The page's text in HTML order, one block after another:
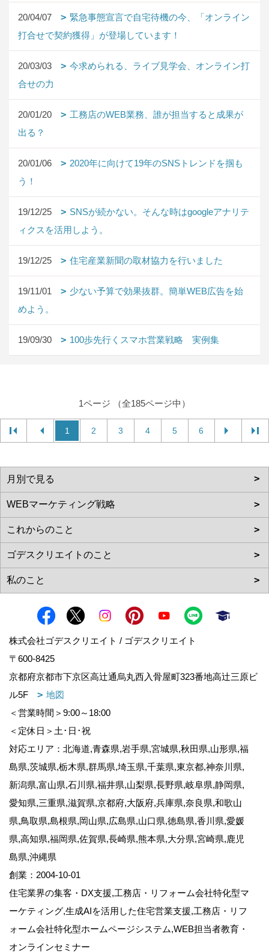
20/04/07
緊急事態宣言で自宅待機の今、「オンライン
打合せで契約獲得」が登場しています！
20/03/03
今求められる、ライブ見学会、オンライン打
合せの力
20/01/20
工務店のWEB業務、誰が担当すると成果が
出る？
20/01/06
2020年に向けて19年のSNSトレンドを掴も
う！
19/12/25
SNSが続かない。そんな時はgoogleアナリテ
ィクスを活用しよう。
19/12/25 住宅産業新聞の取材協力を行いました
19/11/01
少ない予算で効果抜群。簡単WEB広告を始
めよう。
19/09/30 100歩先行くスマホ営業戦略 実例集
1ページ （全185ページ中）
1 2 3 4 5 6
株式会社ゴデスクリエイト / ゴデスクリエイト
〒600-8425
京都府京都市下京区高辻通烏丸西入骨屋町323番地高辻三原ビ
ル5F
地図
＜営業時間＞9:00～18:00
＜定休日＞土･日･祝
対応エリア：北海道,青森県,岩手県,宮城県,秋田県,山形県,福
島県,茨城県,栃木県,群馬県,埼玉県,千葉県,東京都,神奈川県,
新潟県,富山県,石川県,福井県,山梨県,長野県,岐阜県,静岡県,
愛知県,三重県,滋賀県,京都府,大阪府,兵庫県,奈良県,和歌山
県,鳥取県,島根県,岡山県,広島県,山口県,徳島県,香川県,愛媛
県,高知県,福岡県,佐賀県,長崎県,熊本県,大分県,宮崎県,鹿児
島県,沖縄県
創業：2004-10-01
住宅業界の集客・DX支援,工務店・リフォーム会社特化型マ
ーケティング,生成AIを活用した住宅営業支援,工務店・リフ
ォーム会社特化型ホームページシステム,WEB担当者教育・
オンラインセミナー